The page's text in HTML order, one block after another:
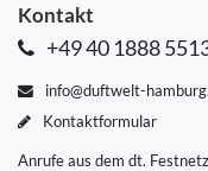
Kontakt
+49 40 1888
info@duftwelt-
Kontaktformular
Anrufe aus dem dt.